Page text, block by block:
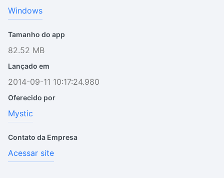
Windows
Tamanho do app
82.52 MB
Lançado em
2014-09-11 10:17:24.980
Oferecido por
Mystic
Contato da Empresa
Acessar site